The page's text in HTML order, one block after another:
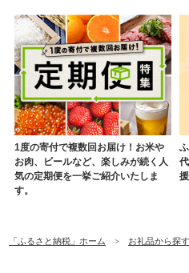
1度の寄付で複数回お届け！お米や
お肉、ビールなど、楽しみが続く人
気の定期便を一挙ご紹介いたしま
す。
「ふるさと納税」ホーム お礼品から探す